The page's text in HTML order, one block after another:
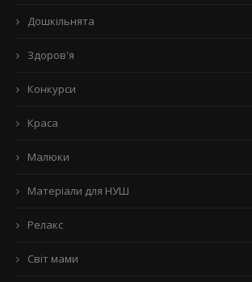
Дошкільнята
Здоров'я
Конкурси
Краса
Малюки
Матеріали для НУШ
Релакс
Світ мами